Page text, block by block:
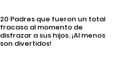
20 Padres que fueron un total
fracaso al momento de
disfrazar a sus hijos. ¡Al menos
son divertidos!